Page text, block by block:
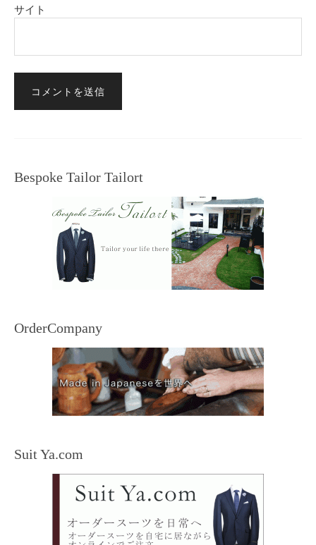
サイト
Bespoke Tailor Tailort
OrderCompany
Suit Ya.com